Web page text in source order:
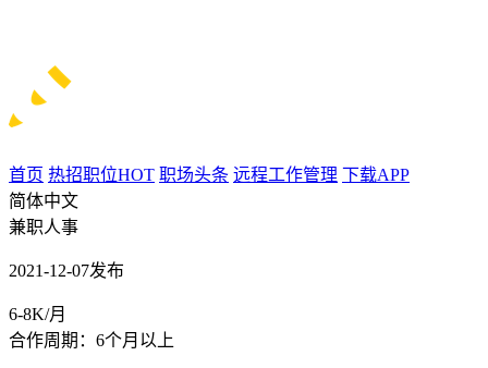
首页 热招职位HOT 职场头条 远程工作管理 下载APP
简体中文
兼职人事
2021-12-07发布
6-8K/月
合作周期：6个月以上